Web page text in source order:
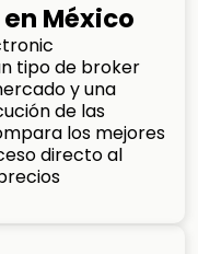
México
tipo de broker
y una
de las
los mejores
directo al